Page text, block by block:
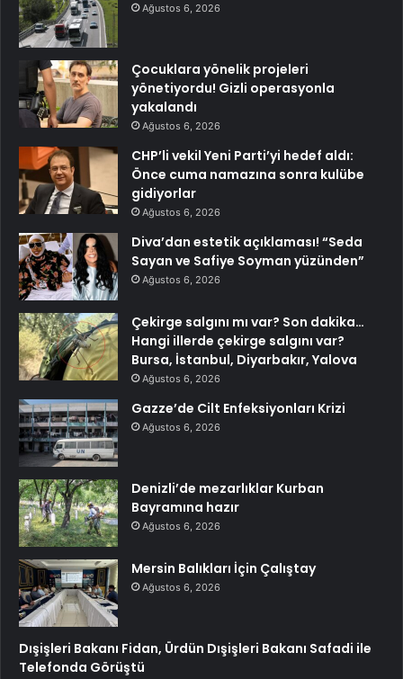
Ağustos 6, 2026
Çocuklara yönelik projeleri
yönetiyordu! Gizli operasyonla
yakalandı
Ağustos 6, 2026
CHP’li vekil Yeni Parti’yi hedef aldı:
Önce cuma namazına sonra kulübe
gidiyorlar
Ağustos 6, 2026
Diva’dan estetik açıklaması! “Seda
Sayan ve Safiye Soyman yüzünden”
Ağustos 6, 2026
Çekirge salgını mı var? Son dakika…
Hangi illerde çekirge salgını var?
Bursa, İstanbul, Diyarbakır, Yalova
Ağustos 6, 2026
Gazze’de Cilt Enfeksiyonları Krizi
Ağustos 6, 2026
Denizli’de mezarlıklar Kurban
Bayramına hazır
Ağustos 6, 2026
Mersin Balıkları İçin Çalıştay
Ağustos 6, 2026
Dışişleri Bakanı Fidan, Ürdün Dışişleri Bakanı Safadi ile
Telefonda Görüştü